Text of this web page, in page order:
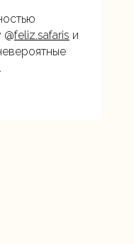
@feliz.safaris и